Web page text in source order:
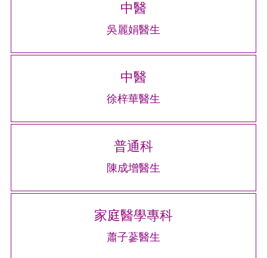
中醫
吳麗娟醫生
中醫
徐梓華醫生
普通科
陳成增醫生
家庭醫學專科
蕭子蔘醫生